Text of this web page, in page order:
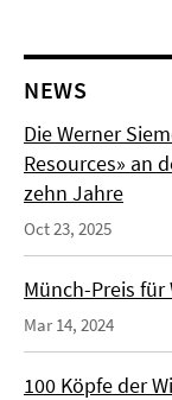
NEWS
Die Werner
Resources» an
zehn Jahre
Oct 23, 2025
Münch-Preis
Mar 14, 2024
100 Köpfe der